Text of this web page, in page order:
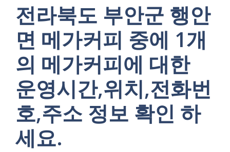
전라북도 부안군 행안
면 메가커피 중에 1개
의 메가커피에 대한
운영시간,위치,전화번
호,주소 정보 확인 하
세요.